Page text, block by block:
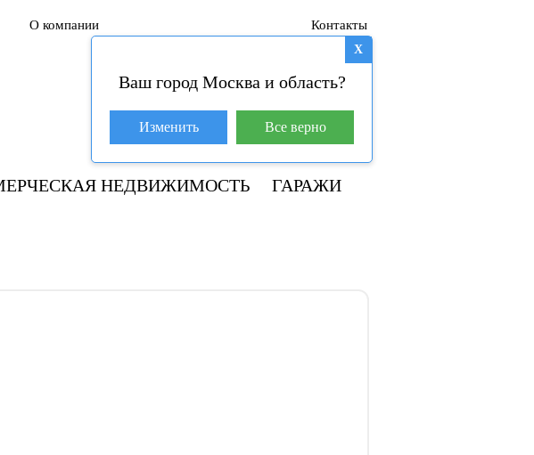
О компании Контакты
База покупателей (4)
+7 929 981-31-01
НЕДВИЖИМОСТЬ ГАРАЖИ
X
Ваш город Москва и область?
Изменить Все верно